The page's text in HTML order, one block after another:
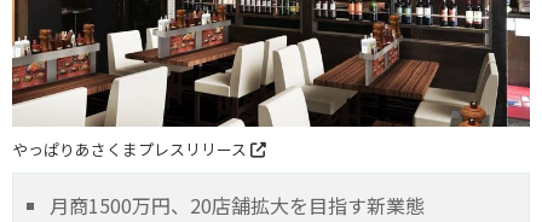
やっぱりあさくまプレスリリース
月商1500万円、20店舗拡大を目指す新業態